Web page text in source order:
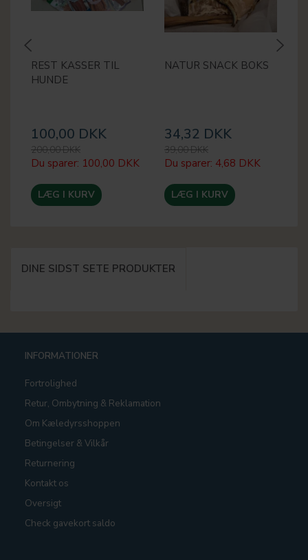
REST KASSER TIL
HUNDE
100,00 DKK
200,00 DKK
Du sparer: 100,00 DKK
LÆG I KURV
NATUR SNACK BOKS
34,32 DKK
39,00 DKK
Du sparer: 4,68 DKK
LÆG I KURV
DINE SIDST SETE PRODUKTER
INFORMATIONER
Fortrolighed
Retur, Ombytning & Reklamation
Om Kæledyrsshoppen
Betingelser & Vilkår
Returnering
Kontakt os
Oversigt
Check gavekort saldo